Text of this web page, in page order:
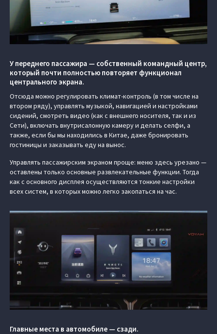
У переднего пассажира — собственный командный центр,
который почти полностью повторяет функционал
центрального экрана.
Отсюда можно регулировать климат-контроль (в том числе на
втором ряду), управлять музыкой, навигацией и настройками
сидений, смотреть видео (как с внешнего носителя, так и из
Сети), включать внутрисалонную камеру и делать селфи, а
также, если бы мы находились в Китае, даже бронировать
гостиницы и заказывать еду на вынос.
Управлять пассажирским экраном проще: меню здесь урезано —
оставлены только основные развлекательные функции. Тогда
как с основного дисплея осуществляются тонкие настройки
всех систем, в которых можно легко закопаться на час.
Главные места в автомобиле — сзади.